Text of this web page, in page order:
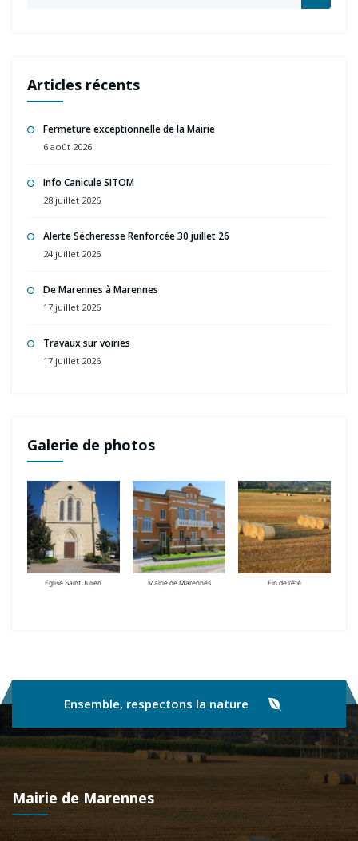
Articles récents
Fermeture exceptionnelle de la Mairie
6 août 2026
Info Canicule SITOM
28 juillet 2026
Alerte Sécheresse Renforcée 30 juillet 26
24 juillet 2026
De Marennes à Marennes
17 juillet 2026
Travaux sur voiries
17 juillet 2026
Galerie de photos
Eglise Saint Julien Mairie de Marennes Fin de l’été
Ensemble, respectons la nature
Mairie de Marennes